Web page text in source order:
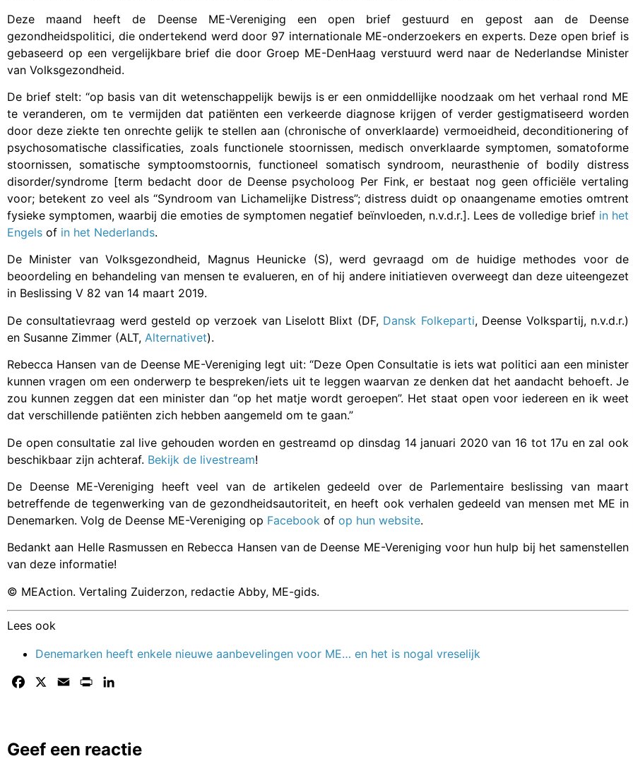
Deze maand heeft de Deense ME-Vereniging een open brief gestuurd en gepost aan de Deense
gezondheidspolitici, die ondertekend werd door 97 internationale ME-onderzoekers en experts. Deze open brief is
gebaseerd op een vergelijkbare briefdie door Groep ME-DenHaag verstuurd werd naar de Nederlandse Minister
van Volksgezondheid.
De brief stelt: “op basis van dit wetenschappelijk bewijs is er een onmiddellijke noodzaak om het verhaal rond ME
te veranderen, om te vermijden dat patiënten een verkeerde diagnose krijgen of verder gestigmatiseerd worden
door deze ziekte ten onrechte gelijk te stellen aan (chronische of onverklaarde) vermoeidheid, deconditionering of
psychosomatische classificaties, zoals functionele stoornissen, medisch onverklaarde symptomen, somatoforme
stoornissen, somatische symptoomstoornis, functioneel somatisch syndroom, neurasthenie of bodily distress
disorder/syndrome [term bedacht door de Deense psycholoog Per Fink, er bestaat nog geen officiële vertaling
voor; betekent zo veel als “Syndroom van Lichamelijke Distress”; distress duidt op onaangename emoties omtrent
fysieke symptomen, waarbij die emoties de symptomen negatief beïnvloeden, n.v.d.r.]. Lees de volledige brief in het
Engels of in het Nederlands.
De Minister van Volksgezondheid, Magnus Heunicke (S), werd gevraagd om de huidige methodes voor de
beoordeling en behandeling van mensen te evalueren, en of hij andere initiatieven overweegt dan deze uiteengezet
in Beslissing V 82 van 14 maart 2019.
De consultatievraag werd gesteld op verzoek van Liselott Blixt (DF, Dansk Folkeparti, Deense Volkspartij, n.v.d.r.)
en Susanne Zimmer (ALT, Alternativet).
Rebecca Hansen van de Deense ME-Vereniging legt uit: “Deze Open Consultatie is iets wat politici aan een minister
kunnen vragen om een onderwerp te bespreken/iets uit te leggen waarvan ze denken dat het aandacht behoeft. Je
zou kunnen zeggen dat een minister dan “op het matje wordt geroepen”. Het staat open voor iedereen en ik weet
dat verschillende patiënten zich hebben aangemeld om te gaan.”
De open consultatie zal live gehouden worden en gestreamd op dinsdag 14 januari 2020 van 16 tot 17u en zal ook
beschikbaar zijn achteraf. Bekijk de livestream!
De Deense ME-Vereniging heeft veel van de artikelen gedeeld over de Parlementaire beslissing van maart
betreffende de tegenwerking van de gezondheidsautoriteit, en heeft ook verhalen gedeeld van mensen met ME in
Denemarken. Volg de Deense ME-Vereniging op Facebook of op hun website.
Bedankt aan Helle Rasmussen en Rebecca Hansen van de Deense ME-Vereniging voor hun hulp bij het samenstellen
van deze informatie!
© MEAction. Vertaling Zuiderzon, redactie Abby, ME-gids.
Lees ook
Denemarken heeft enkele nieuwe aanbevelingen voor ME… en het is nogal vreselijk
Facebook Email Print
Geef een reactie